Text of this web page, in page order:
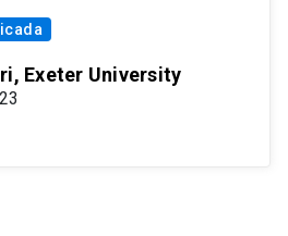
Exeter University